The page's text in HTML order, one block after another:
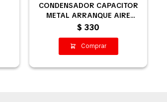
CONDENSADOR CAPACITOR
METAL ARRANQUE AIRE
ACONDICIONADO 30UF
$ 330